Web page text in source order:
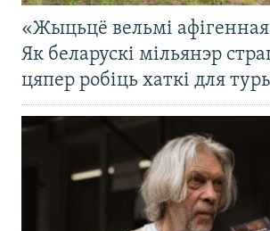
«Жыцьцё вельмі
Як беларускі мільянэр
цяпер робіць хаткі для